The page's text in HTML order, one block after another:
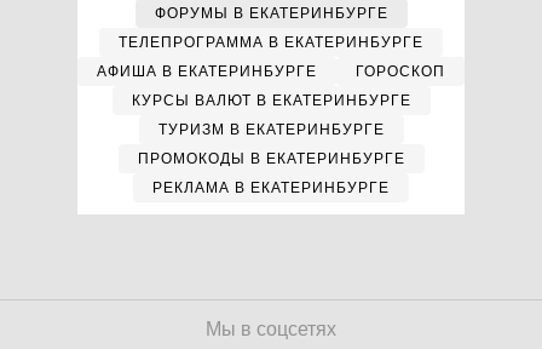
ФОРУМЫ В ЕКАТЕРИНБУРГЕ
ТЕЛЕПРОГРАММА В ЕКАТЕРИНБУРГЕ
АФИША В ЕКАТЕРИНБУРГЕ
ГОРОСКОП
КУРСЫ ВАЛЮТ В ЕКАТЕРИНБУРГЕ
ТУРИЗМ В ЕКАТЕРИНБУРГЕ
ПРОМОКОДЫ В ЕКАТЕРИНБУРГЕ
РЕКЛАМА В ЕКАТЕРИНБУРГЕ
Мы в соцсетях